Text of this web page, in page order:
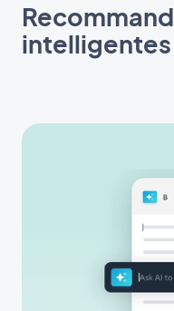
intelligentes